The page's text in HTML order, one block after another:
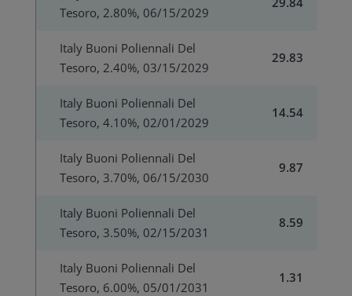
Tesoro, 2.80%, 06/15/2029
Italy Buoni Poliennali Del
Tesoro, 2.40%, 03/15/2029
29.83
Italy Buoni Poliennali Del
Tesoro, 4.10%, 02/01/2029
14.54
Italy Buoni Poliennali Del
Tesoro, 3.70%, 06/15/2030
9.87
Italy Buoni Poliennali Del
Tesoro, 3.50%, 02/15/2031
8.59
Italy Buoni Poliennali Del
Tesoro, 6.00%, 05/01/2031
1.31